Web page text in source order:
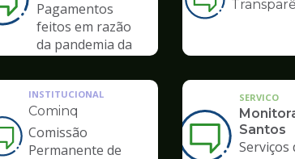
Pagamentos
feitos em razão
da pandemia da
Ilustração
da
de
Ouvidoria
Ilustração
INSTITUCIONAL
Cominq
Comissão
Permanente de
SERVICO
Santos
Serviços